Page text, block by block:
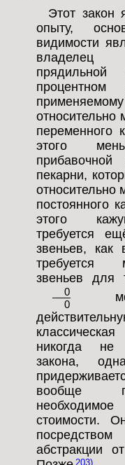
Этот закон
опыту,
видимости
владелец
относительно
переменного
этого
пекарни,
относительно
постоянного
этого
требуется
звеньев, как
требуется
звеньев для
0
0
никогда не
закона,
вообще
стоимости.
абстракции
203